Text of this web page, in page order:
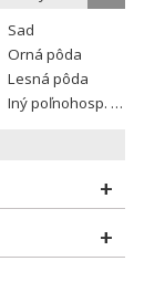
Sad
Orná pôda
Lesná pôda
Iný poľnohosp. pozemok